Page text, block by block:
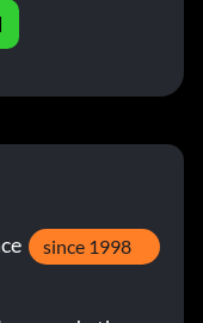
since 1998